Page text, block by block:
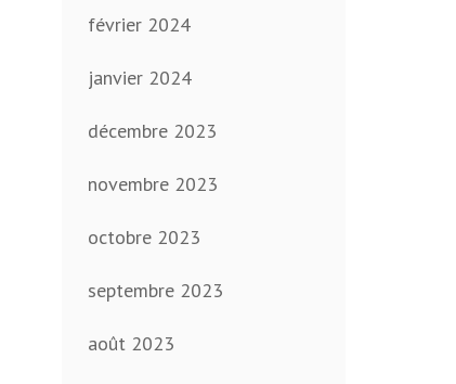
février 2024
janvier 2024
décembre 2023
novembre 2023
octobre 2023
septembre 2023
août 2023